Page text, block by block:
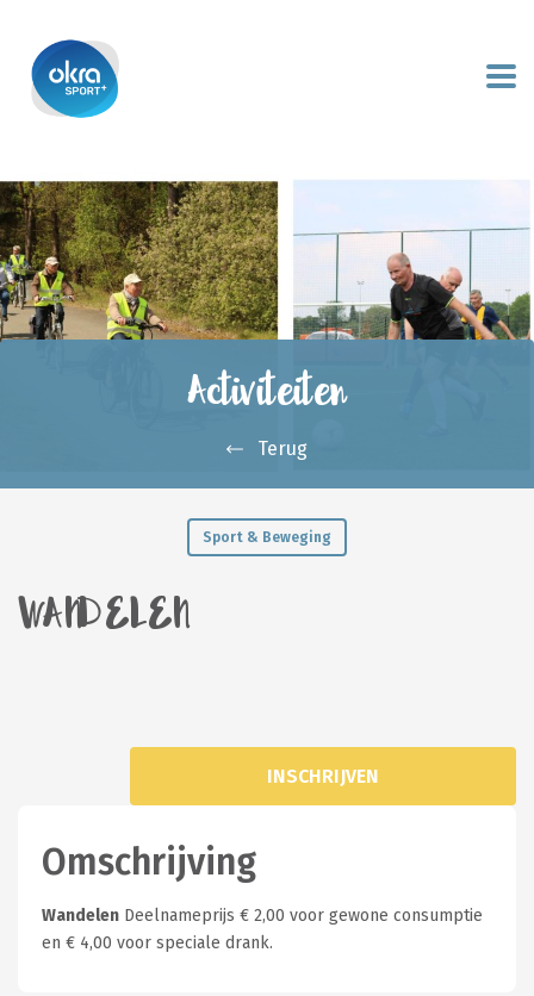
Activiteiten
Terug
Sport & Beweging
WANDELEN
INSCHRIJVEN
Omschrijving
Wandelen Deelnameprijs € 2,00 voor gewone consumptie
en € 4,00 voor speciale drank.